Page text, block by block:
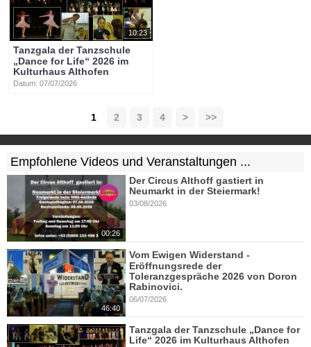
10:23
Tanzgala der Tanzschule
„Dance for Life“ 2026 im
Kulturhaus Althofen
Datum: 07/07/2026
1 2 3 4 > >>
Empfohlene Videos und Veranstaltungen ...
00:26
Der Circus Althoff gastiert in
Neumarkt in der Steiermark!
03/08/2026
46:40
Vom Ewigen Widerstand -
Eröffnungsrede der
Toleranzgespräche 2026 von Doron
Rabinovici.
06/07/2026
Tanzgala der Tanzschule „Dance for
Life“ 2026 im Kulturhaus Althofen